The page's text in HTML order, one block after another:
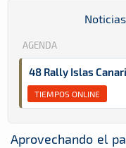
Noticias
AGENDA
48 Rally Islas
TIEMPOS ONLINE
Aprovechando el